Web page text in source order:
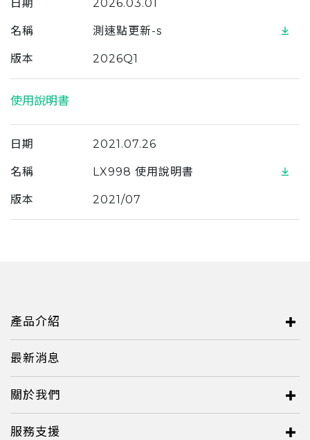
日期
名稱
版本
2026.03.01
測速點更新-s
2026Q1
使用說明書
日期
名稱
版本
2021.07.26
LX998 使用說明書
2021/07
產品介紹
最新消息
關於我們
服務支援